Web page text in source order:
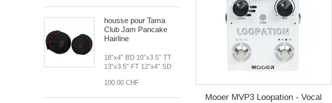
housse pour Tama
Club Jam Pancake
Hairline
18"x4" BD 10"x3.5" TT
13"x3.5" FT 12"x4" SD
100.00 CHF
Mooer MVP3 Loopation - Vocal